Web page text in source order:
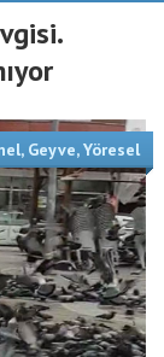
, Geyve,Yöresel